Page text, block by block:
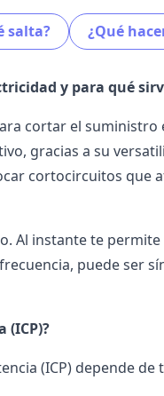
salta? ¿Qué
y para qué
cortar el
gracias a su
cortocircuitos que
Al instante te
puede ser
(ICP)?
(ICP) depende